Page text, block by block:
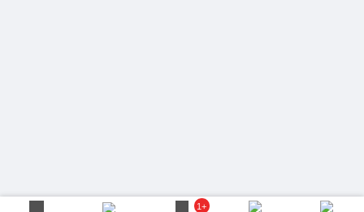
1+